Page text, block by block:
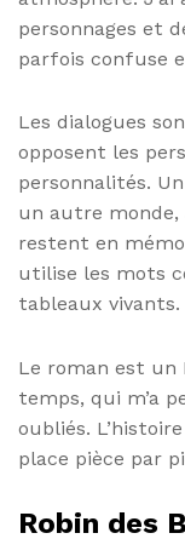
personnages et
parfois confuse
Les dialogues
opposent les
personnalités.
un autre monde,
restent en
utilise les mots
tableaux vivants.
Le roman est un
temps, qui m’a
oubliés.
place pièce par
Robin des